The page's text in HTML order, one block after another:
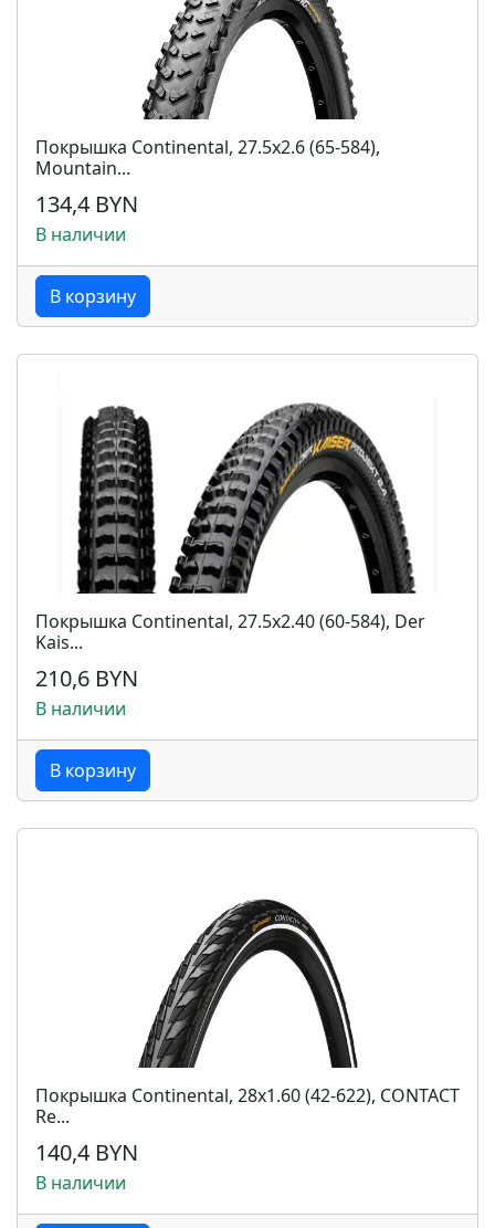
Покрышка Continental, 27.5x2.6 (65-584),
Mountain...
134,4 BYN
В наличии
В корзину
Покрышка Continental, 27.5x2.40 (60-584), Der
Kais...
210,6 BYN
В наличии
В корзину
Покрышка Continental, 28x1.60 (42-622), CONTACT
Re...
140,4 BYN
В наличии